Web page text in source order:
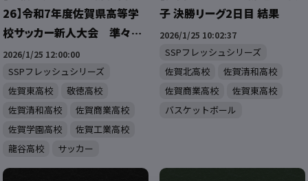
26】令和7年度佐賀県高等学
校サッカー新人大会 準々決
勝 試合結果
2026/1/25 12:00:00
SSPフレッシュシリーズ
佐賀東高校
敬徳高校
佐賀清和高校
佐賀商業高校
佐賀学園高校
佐賀工業高校
龍谷高校
サッカー
子 決勝リーグ2日目 結果
2026/1/25 10:02:37
SSPフレッシュシリーズ
佐賀北高校
佐賀清和高校
佐賀商業高校
佐賀東高校
バスケットボール